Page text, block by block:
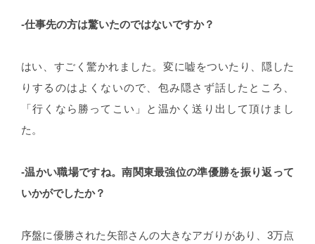
-仕事先の方は驚いたのではないですか？
はい、すごく驚かれました。変に嘘をついたり、隠した
りするのはよくないので、包み隠さず話したところ、
「行くなら勝ってこい」と温かく送り出して頂けまし
た。
-温かい職場ですね。南関東最強位の準優勝を振り返って
いかがでしたか？
序盤に優勝された矢部さんの大きなアガりがあり、3万点